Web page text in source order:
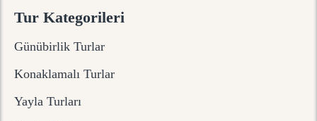
Tur Kategorileri
Günübirlik Turlar
Konaklamalı Turlar
Yayla Turları